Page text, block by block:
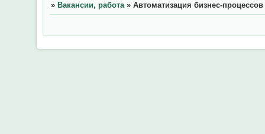
» Вакансии, работа » Автоматизация бизнес-процессов